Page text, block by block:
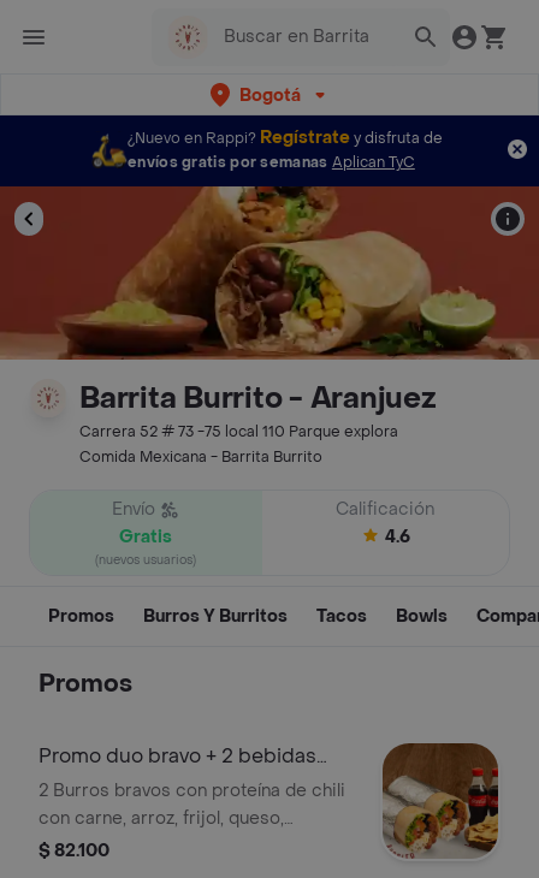
Bogotá
¿Nuevo en Rappi? Regístratey disfruta de
envíos gratis por semanas Aplican TyC
Barrita Burrito - Aranjuez
Carrera 52 # 73 -75 local 110 Parque explora
Comida Mexicana - Barrita Burrito
Envío
Gratis
(nuevos usuarios)
Calificación
4.6
Promos Burros Y Burritos Tacos Bowls
Promos
Promo duo bravo + 2 bebidas
250 mL
2 Burros bravos con proteína de chili
con carne, arroz, frijol, queso,
lechuga, pico de gallo, madurito,
$ 82.100